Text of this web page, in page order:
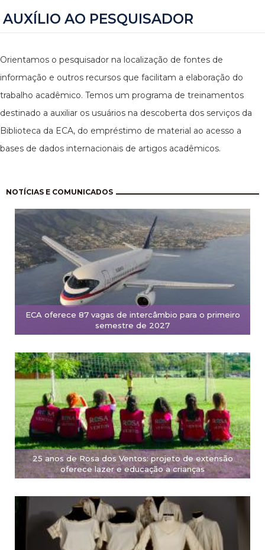
AUXÍLIO AO PESQUISADOR
Orientamos o pesquisador na localização de fontes de
informação e outros recursos que facilitam a elaboração do
trabalho acadêmico. Temos um programa de treinamentos
destinado a auxiliar os usuários na descoberta dos serviços da
Biblioteca da ECA, do empréstimo de material ao acesso a
bases de dados internacionais de artigos acadêmicos.
NOTÍCIAS E COMUNICADOS
ECA oferece 87 vagas de intercâmbio para o primeiro
semestre de 2027
25 anos de Rosa dos Ventos: projeto de extensão
oferece lazer e educação a crianças
Paginação